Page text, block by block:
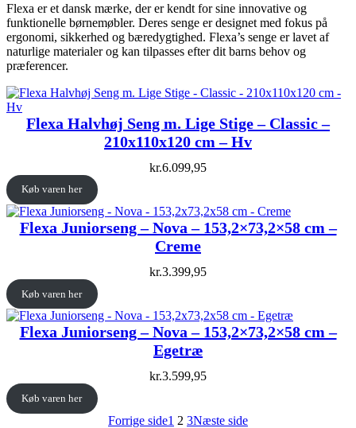
Flexa er et dansk mærke, der er kendt for sine innovative og
funktionelle børnemøbler. Deres senge er designet med fokus på
ergonomi, sikkerhed og bæredygtighed. Flexa’s senge er lavet af
naturlige materialer og kan tilpasses efter dit barns behov og
præferencer.
Flexa Halvhøj Seng m. Lige Stige – Classic –
210x110x120 cm – Hv
kr.6.099,95
Køb varen her
Flexa Juniorseng – Nova – 153,2×73,2×58 cm –
Creme
kr.3.399,95
Køb varen her
Flexa Juniorseng – Nova – 153,2×73,2×58 cm –
Egetræ
kr.3.599,95
Køb varen her
Forrige side1 2 3Næste side